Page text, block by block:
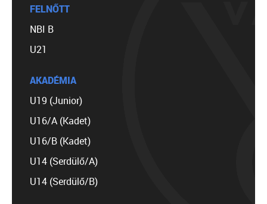
FELNŐTT
NBI B
U21
AKADÉMIA
U19 (Junior)
U16/A (Kadet)
U16/B (Kadet)
U14 (Serdülő/A)
U14 (Serdülő/B)